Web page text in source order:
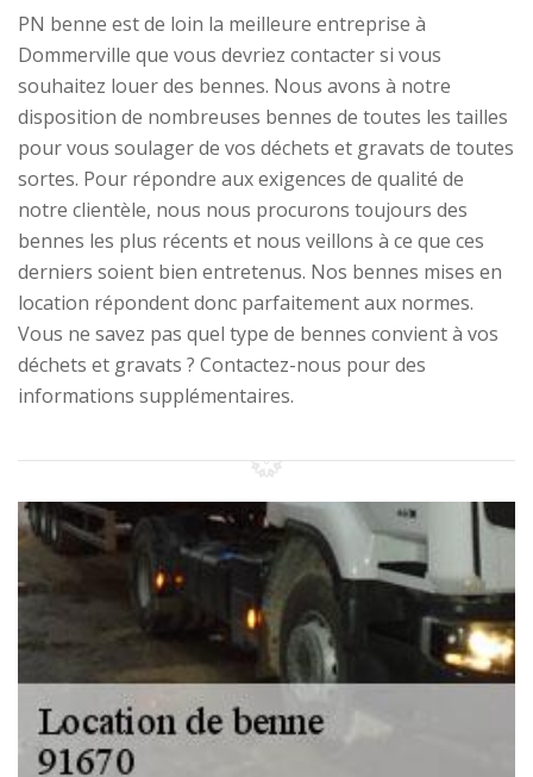
PN benne est de loin la meilleure entreprise à
Dommerville que vous devriez contacter si vous
souhaitez louer des bennes. Nous avons à notre
disposition de nombreuses bennes de toutes les tailles
pour vous soulager de vos déchets et gravats de toutes
sortes. Pour répondre aux exigences de qualité de
notre clientèle, nous nous procurons toujours des
bennes les plus récents et nous veillons à ce que ces
derniers soient bien entretenus. Nos bennes mises en
location répondent donc parfaitement aux normes.
Vous ne savez pas quel type de bennes convient à vos
déchets et gravats ? Contactez-nous pour des
informations supplémentaires.